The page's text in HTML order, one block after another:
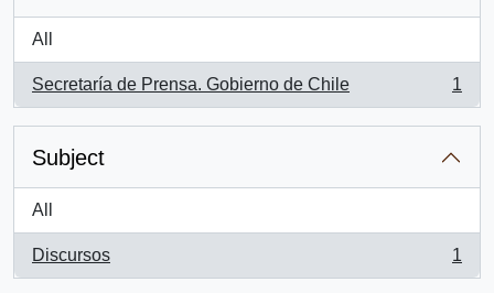
All
Secretaría de Prensa. Gobierno de Chile
, 1 results
1
Subject
All
Discursos
, 1 results
1